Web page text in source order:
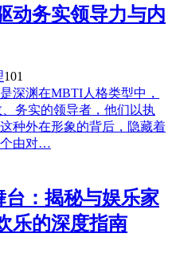
动务实领导力与内
101
深渊在MBTI人格类型中，
务实的领导者，他们以执
种外在形象的背后，隐藏着
由对…
台：揭秘与娱乐家
乐的深度指南